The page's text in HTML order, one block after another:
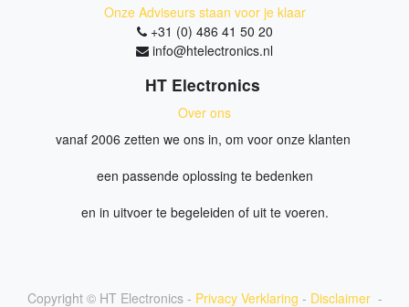
Onze Adviseurs staan voor je klaar
+31 (0) 486 41 50 20
info@htelectronics.nl
HT Electronics
Over ons
vanaf 2006 zetten we ons in, om voor onze klanten
een passende oplossing te bedenken
en in uitvoer te begeleiden of uit te voeren.
Copyright © HT Electronics - Privacy Verklaring - Disclaimer -